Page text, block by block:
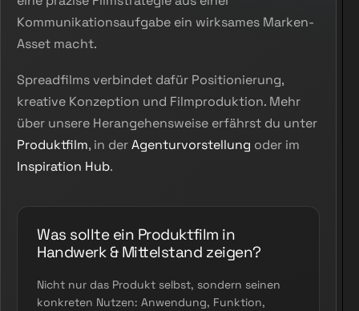
Kommunikationsaufgabe ein wirksames Marken-
Asset macht.
Spreadfilms verbindet dafür Positionierung,
kreative Konzeption und Filmproduktion. Mehr
über unsere Herangehensweise erfährst du unter
Produktfilm, in derAgenturvorstellung oder im
Inspiration Hub.
Was sollte ein Produktfilm in
Handwerk & Mittelstand zeigen?
Nicht nur das Produkt selbst, sondern seinen
konkreten Nutzen: Anwendung, Funktion,